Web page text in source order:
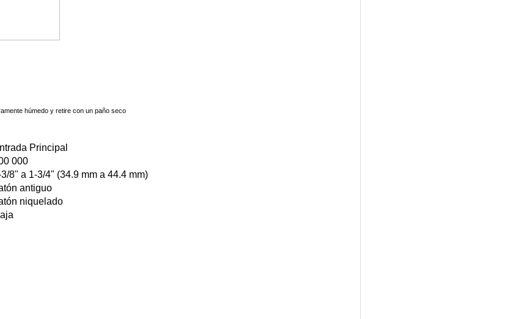
húmedo y retire con un paño seco
Principal
000
3/8" a 1-3/4" (34.9 mm a 44.4 mm)
antiguo
niquelado